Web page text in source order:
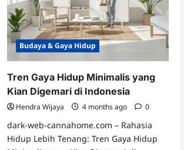
Budaya & Gaya Hidup
Tren Gaya Hidup Minimalis yang
Kian Digemari di Indonesia
Hendra Wijaya 4 months ago 0
dark-web-cannahome.com – Rahasia
Hidup Lebih Tenang: Tren Gaya Hidup